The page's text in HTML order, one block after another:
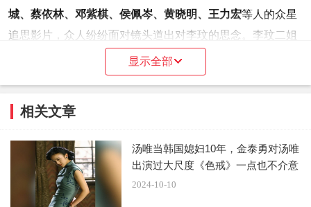
城、蔡依林、邓紫棋、侯佩岑、黄晓明、王力宏等人的众星
追思影片，众人纷纷面对镜头道出对李玟的思念。李玟二姐
李思林一身黑衣代表家属致词，她忍泪说：
。
显示全部
相关文章
汤唯当韩国媳妇10年，金泰勇对汤唯
出演过大尺度《色戒》一点也不介意
2024-10-10